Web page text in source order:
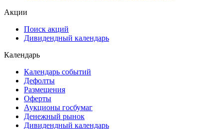
Акции
Поиск акций
Дивидендный календарь
Календарь
Календарь событий
Дефолты
Размещения
Оферты
Аукционы госбумаг
Денежный рынок
Дивидендный календарь